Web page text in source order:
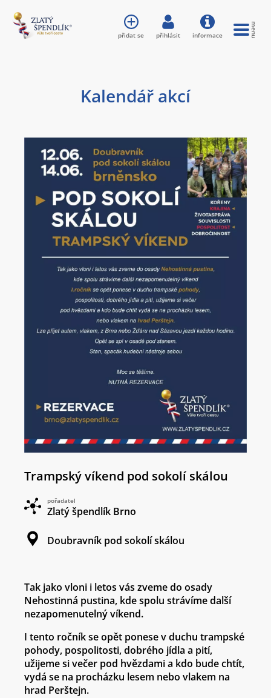
Kalendář akcí
Trampský víkend pod sokolí skálou
pořadatel
Zlatý špendlík Brno
Doubravník pod sokolí skálou
Tak jako vloni i letos vás zveme do osady
Nehostinná pustina, kde spolu strávíme další
nezapomenutelný víkend.
I tento ročníkse opět ponese v duchu trampské
pohody, pospolitosti, dobrého jídla a pití,
užijeme si večer pod hvězdami a kdo bude chtít,
vydá se na procházku lesem nebo vlakem na
hrad Perštejn.
přidat se přihlásit informace